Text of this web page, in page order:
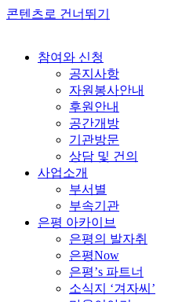
콘텐츠로 건너뛰기
참여와 신청
공지사항
자원봉사안내
후원안내
공간개방
기관방문
상담 및 건의
사업소개
부서별
부속기관
은평 아카이브
은평의 발자취
은평Now
은평’s 파트너
소식지 ‘겨자씨’